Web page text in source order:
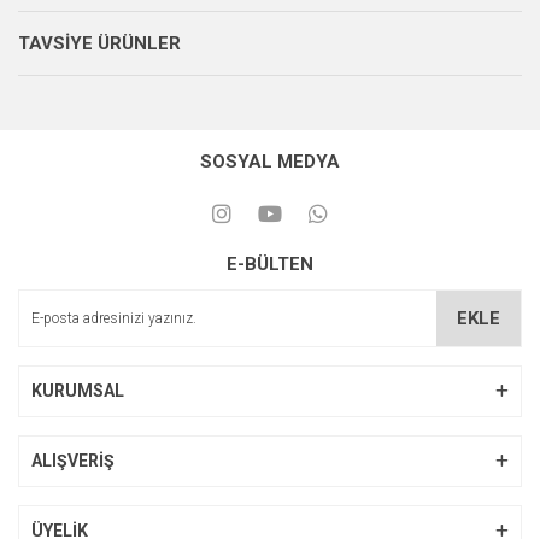
TAVSİYE ÜRÜNLER
SOSYAL MEDYA
E-BÜLTEN
EKLE
KURUMSAL
ALIŞVERİŞ
ÜYELİK